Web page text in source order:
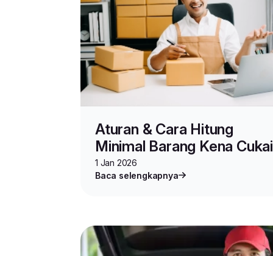
Aturan & Cara Hitung
Minimal Barang Kena Cukai
1 Jan 2026
Baca selengkapnya